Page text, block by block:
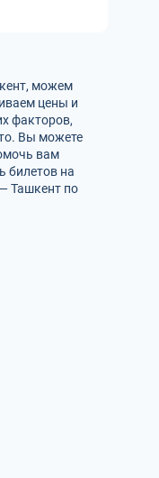
можем
цены и
факторов,
Вы можете
вам
билетов на
Ташкент по